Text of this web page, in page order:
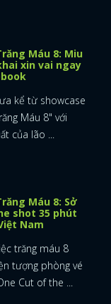
Máu 8: Miu
xin vai ngay
kể từ showcase
Máu 8" với
của lão ...
Máu 8: Sở
shot 35 phút
Nam
trăng máu 8
tượng phòng vé
Cut of the ...